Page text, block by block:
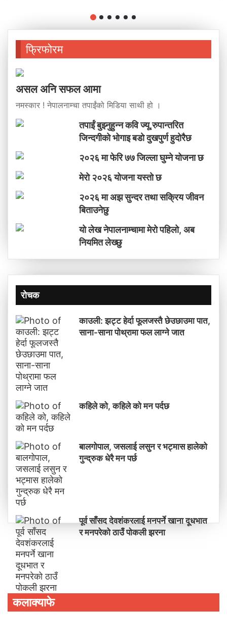
फ्रिफोरम
असल अनि सफल आमा
नमस्कार ! नेपालनाम्चा तपाईंको मिडिया साथी हो ।
तपाईं बुझ्नुहुन्न कवि ज्यू,रुपान्तरित
जिन्दगीको भोगाइ बडाे दुखपुर्ण हुदोरैछ
२०२६ मा फेरि ७७ जिल्ला घुम्ने योजना छ
मेराे २०२६ याेजना यस्ताे छ
२०२६ मा अझ सुन्दर तथा सक्रिय जीवन
बिताउनेछु
यो लेख नेपालनाम्चामा मेरो पहिलो, अब
नियमित लेख्छु
रोचक
काउली: झट्ट हेर्दा फूलजस्तै छेउछाउमा पात,
साना-साना पोथ्रामा फल लाग्ने जात
कहिले को, कहिले को मन पर्दछ
बालगोपाल, जसलाई लसुन र भट्मास हालेको
गुन्द्रुक धेरै मन पर्छ
पूर्व साँसद देवशंकरलाई मनपर्ने खाना दूधभात
र मनपरेको ठाउँ पाेकली झरना
कलाक्याफे